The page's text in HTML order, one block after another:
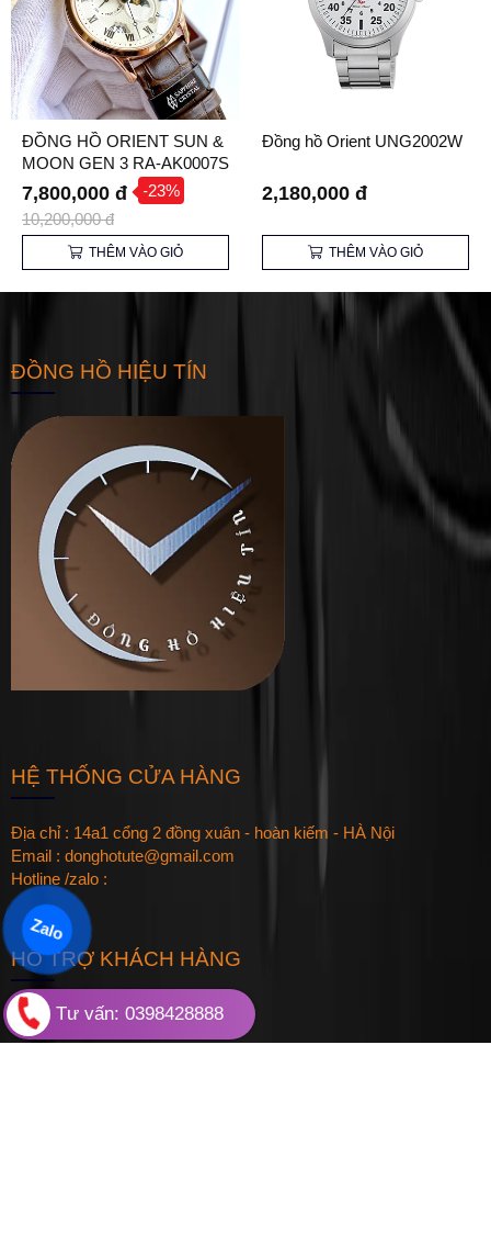
ĐỒNG HỒ ORIENT SUN &
MOON GEN 3 RA-AK0007S
7,800,000 đ -23%
10,200,000 đ
THÊM VÀO GIỎ
Đồng hồ Orient UNG2002W
2,180,000 đ
THÊM VÀO GIỎ
ĐỒNG HỒ HIỆU TÍN
HỆ THỐNG CỬA HÀNG
Địa chỉ : 14a1 cổng 2 đồng xuân - hoàn kiếm - HÀ Nội
Email : donghotute@gmail.com
Hotline /zalo :
HỖ TRỢ KHÁCH HÀNG
Hướng Dẫn Mua - Đặt Hãng
Tư vấn: 0398428888
Zalo